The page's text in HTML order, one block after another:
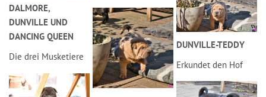
DALMORE,
DUNVILLE UND
DANCING QUEEN
Die drei Musketiere
DUNVILLE-TEDDY
Erkundet den Hof